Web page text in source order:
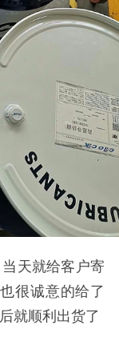
天就给客户寄
很诚意的给了
就顺利出货了